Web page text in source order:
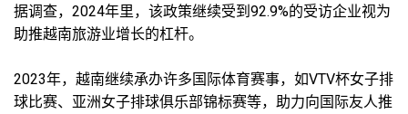
据调查，2024年里，该政策继续受到92.9%的受访企业视为
助推越南旅游业增长的杠杆。
2023年，越南继续承办许多国际体育赛事，如VTV杯女子排
球比赛、亚洲女子排球俱乐部锦标赛等，助力向国际友人推